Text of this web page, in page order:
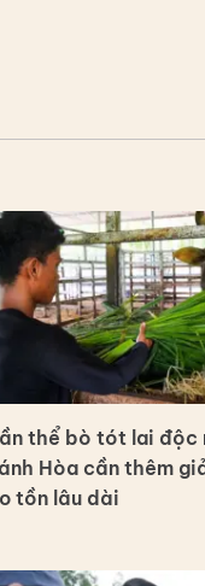
thể bò tót lai độc
Hòa cần thêm
tồn lâu dài